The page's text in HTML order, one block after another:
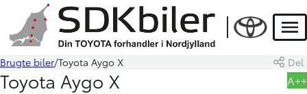
Book prøvetur Beregn byttepris
Brugte biler Toyota Aygo X Del
Toyota Aygo X A++